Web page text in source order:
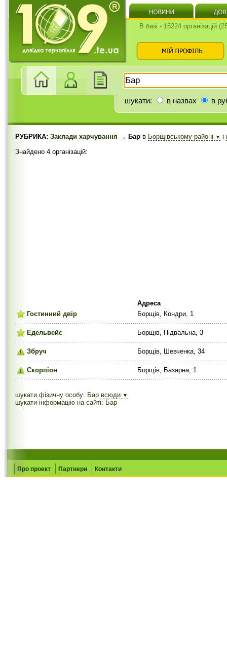
В базі - 15224 організацій
шукати: в назвах в
РУБРИКА: Заклади харчування → Бар в Борщівському районі ▼ і
Знайдено 4 організацій:
Адреса
Гостинний двір
Борщів, Кондри, 1
Едельвейс Борщів, Підвальна, 3
Збруч Борщів, Шевченка, 34
Скорпіон Борщів, Базарна, 1
шукати фізичну особу: Бар всюди ▼
шукати інформацію на сайті: Бар
Про проект Партнери Контакти